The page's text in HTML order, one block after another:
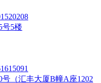
号5楼
（汇丰大厦B幢A座1202